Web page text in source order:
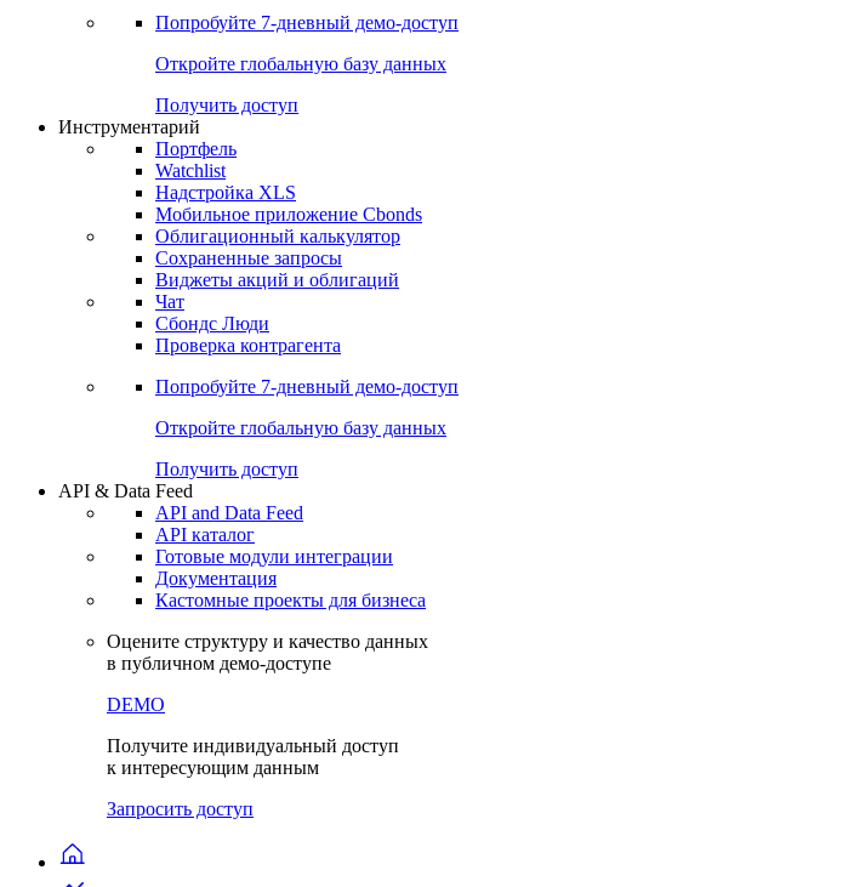
Прогнозы
Консенсус-прогнозы по отчетности
Консенсусы
Попробуйте7-дневный
Откройте глобальную базу данных
Получить доступ
Инструментарий
Портфель
Watchlist
Надстройка XLS
Мобильное приложение Cbonds
Облигационный калькулятор
Сохраненные запросы
Виджеты акций и облигаций
Чат
Сбондс Люди
Проверка контрагента
Попробуйте7-дневный
Откройте глобальную базу данных
Получить доступ
API & Data Feed
API and Data Feed
API каталог
Документация
Кастомные проекты для бизнеса
Оцените структуру и качество данных
в публичном демо-доступе
DEMO
Получите индивидуальный доступ